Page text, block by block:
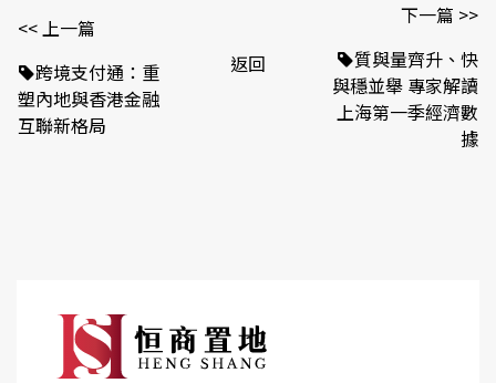
<< 上一篇
跨境支付通：重
塑內地與香港金融
互聯新格局
返回
下一篇 >>
質與量齊升、快
與穩並舉 專家解讀
上海第一季經濟數
據